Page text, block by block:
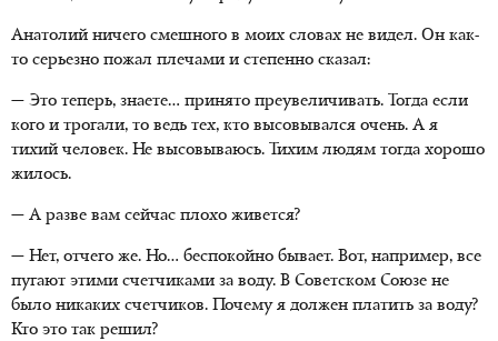
Анатолий ничего смешного в моих словах не видел. Он как-
то серьезно пожал плечами и степенно сказал:
— Это теперь, знаете… принято преувеличивать. Тогда если
кого и трогали, то ведь тех, кто высовывался очень. А я
тихий человек. Не высовываюсь. Тихим людям тогда хорошо
жилось.
— А разве вам сейчас плохо живется?
— Нет, отчего же. Но… беспокойно бывает. Вот, например, все
пугают этими счетчиками за воду. В Советском Союзе не
было никаких счетчиков. Почему я должен платить за воду?
Кто это так решил?